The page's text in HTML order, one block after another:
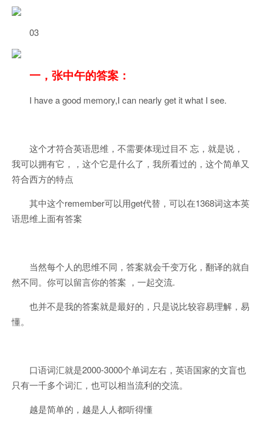
03
一，张中午的答案：
I have a good memory,I can nearly get it what I see.
这个才符合英语思维，不需要体现过目不 忘，就是说，
我可以拥有它，，这个它是什么了，我所看过的，这个简单又
符合西方的特点
其中这个remember可以用get代替，可以在1368词这本英
语思维上面有答案
当然每个人的思维不同，答案就会千变万化，翻译的就自
然不同。你可以留言你的答案 ，一起交流.
也并不是我的答案就是最好的，只是说比较容易理解，易
懂。
口语词汇就是2000-3000个单词左右，英语国家的文盲也
只有一千多个词汇，也可以相当流利的交流。
越是简单的，越是人人都听得懂